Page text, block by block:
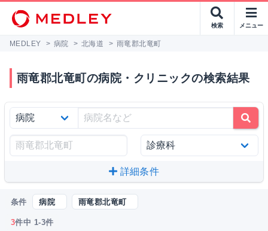
検索 メニュー
MEDLEY > 病院 > 北海道 > 雨竜郡北竜町
雨竜郡北竜町の病院・クリニックの検索結果
詳細条件
条件 病院 雨竜郡北竜町
3件中 1-3件